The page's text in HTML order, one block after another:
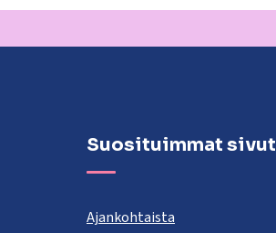
Suosituimmat sivut
Ajankohtaista